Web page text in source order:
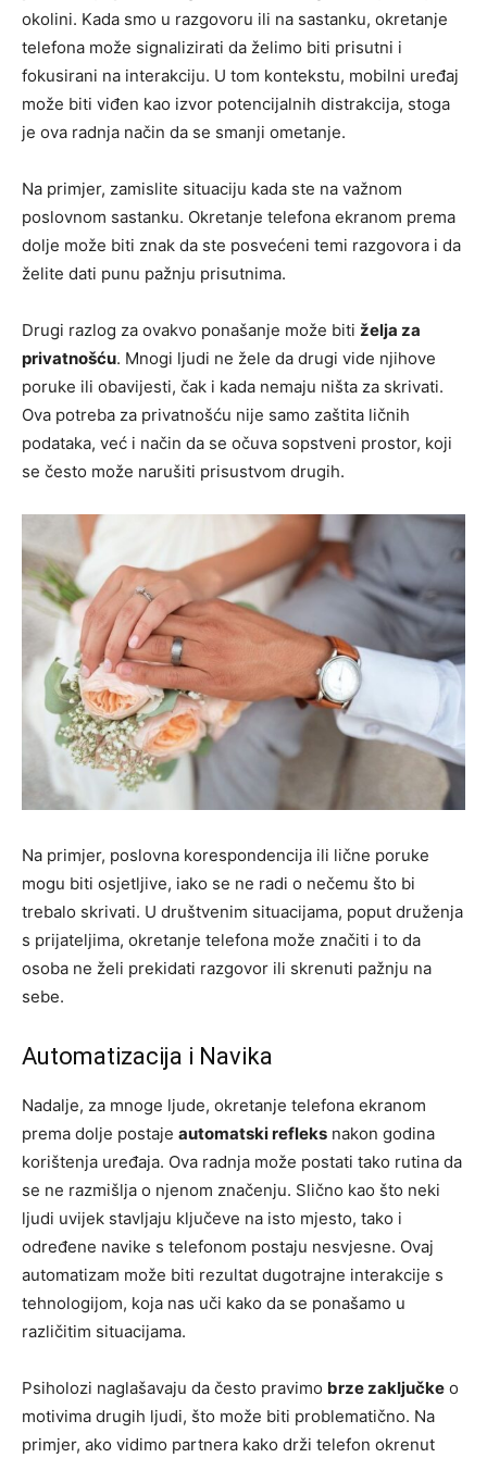
okolini. Kada smo u razgovoru ili na sastanku, okretanje
telefona može signalizirati da želimo biti prisutni i
fokusirani na interakciju. U tom kontekstu, mobilni uređaj
može biti viđen kao izvor potencijalnih distrakcija, stoga
je ova radnja način da se smanji ometanje.
Na primjer, zamislite situaciju kada ste na važnom
poslovnom sastanku. Okretanje telefona ekranom prema
dolje može biti znak da ste posvećeni temi razgovora i da
želite dati punu pažnju prisutnima.
Drugi razlog za ovakvo ponašanje može biti želja za
privatnošću. Mnogi ljudi ne žele da drugi vide njihove
poruke ili obavijesti, čak i kada nemaju ništa za skrivati.
Ova potreba za privatnošću nije samo zaštita ličnih
podataka, već i način da se očuva sopstveni prostor, koji
se često može narušiti prisustvom drugih.
Na primjer, poslovna korespondencija ili lične poruke
mogu biti osjetljive, iako se ne radi o nečemu što bi
trebalo skrivati. U društvenim situacijama, poput druženja
s prijateljima, okretanje telefona može značiti i to da
osoba ne želi prekidati razgovor ili skrenuti pažnju na
sebe.
Automatizacija i Navika
Nadalje, za mnoge ljude, okretanje telefona ekranom
prema dolje postaje automatski refleks nakon godina
korištenja uređaja. Ova radnja može postati tako rutina da
se ne razmišlja o njenom značenju. Slično kao što neki
ljudi uvijek stavljaju ključeve na isto mjesto, tako i
određene navike s telefonom postaju nesvjesne. Ovaj
automatizam može biti rezultat dugotrajne interakcije s
tehnologijom, koja nas uči kako da se ponašamo u
različitim situacijama.
Psiholozi naglašavaju da često pravimo brze zaključke o
motivima drugih ljudi, što može biti problematično. Na
primjer, ako vidimo partnera kako drži telefon okrenut